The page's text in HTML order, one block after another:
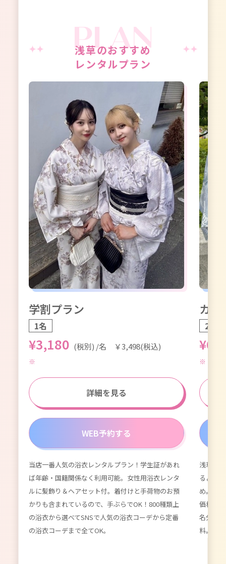
浅草のおすすめ
レンタルプラン
学割プラン
1名
¥3,180 (税別) /名 ￥3,498(税込)
詳細を見る
WEB予約する
当店一番人気の浴衣レンタルプラン！学生証があれ
ば年齢・国籍関係なく利用可能。女性用浴衣レンタ
ルに髪飾り＆ヘアセット付。着付けと手荷物のお預
かりも含まれているので、手ぶらでOK！800種類上
の浴衣から選べてSNSで人気の浴衣コーデから定番
の浴衣コーデまで全てOK。
カッ
2名1
浅草浴
るより
め。数
価格。
名分の
料。か